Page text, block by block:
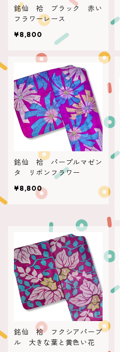
銘仙 袷 ブラック 赤い
フラワーレース
¥8,800
銘仙 袷 パープルマゼン
タ リボンフラワー
¥8,800
銘仙 袷 フクシアパープ
ル 大きな葉と黄色い花